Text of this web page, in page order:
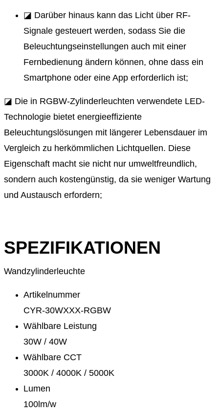
◪ Darüber hinaus kann das Licht über RF-
Signale gesteuert werden, sodass Sie die
Beleuchtungseinstellungen auch mit einer
Fernbedienung ändern können, ohne dass ein
Smartphone oder eine App erforderlich ist;
◪ Die in RGBW-Zylinderleuchten verwendete LED-
Technologie bietet energieeffiziente
Beleuchtungslösungen mit längerer Lebensdauer im
Vergleich zu herkömmlichen Lichtquellen. Diese
Eigenschaft macht sie nicht nur umweltfreundlich,
sondern auch kostengünstig, da sie weniger Wartung
und Austausch erfordern;
SPEZIFIKATIONEN
Wandzylinderleuchte
Artikelnummer
CYR-30WXXX-RGBW
Wählbare Leistung
30W / 40W
Wählbare CCT
3000K / 4000K / 5000K
Lumen
100lm/w